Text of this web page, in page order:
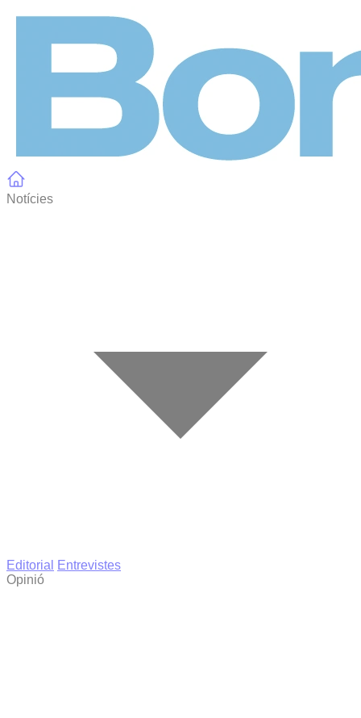
Notícies
Editorial
Entrevistes
Opinió